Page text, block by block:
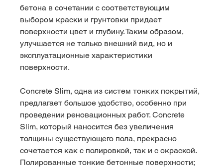
бетона в сочетании с соответствующим
выбором краски и грунтовки придает
поверхности цвет и глубину. Таким образом,
улучшается не только внешний вид, но и
эксплуатационные характеристики
поверхности.
Concrete Slim, одна из систем тонких покрытий,
предлагает большое удобство, особенно при
проведении реновационных работ. Concrete
Slim, который наносится без увеличения
толщины существующего пола, прекрасно
сочетается как с полировкой, так и с окраской.
Полированные тонкие бетонные поверхности;